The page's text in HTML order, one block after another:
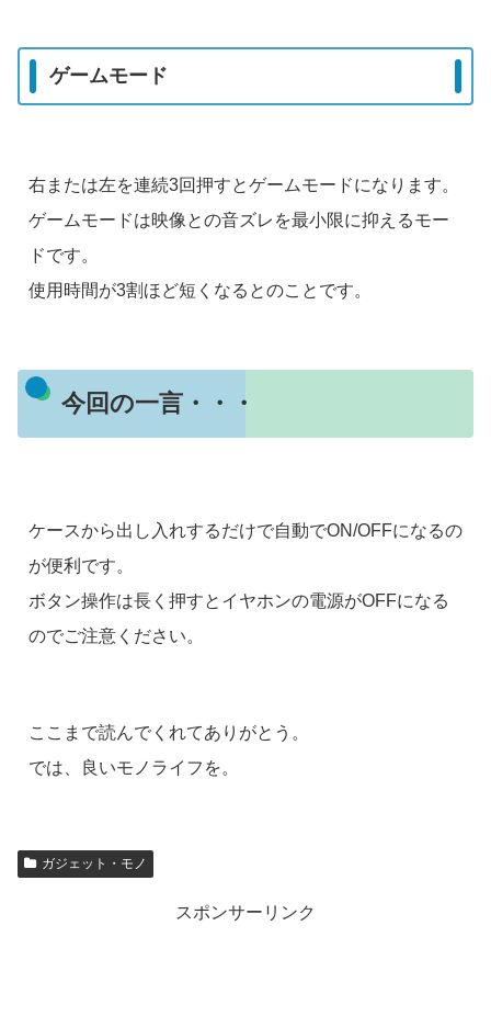
ゲームモード
右または左を連続3回押すとゲームモードになります。
ゲームモードは映像との音ズレを最小限に抑えるモー
ドです。
使用時間が3割ほど短くなるとのことです。
今回の一言・・・
ケースから出し入れするだけで自動でON/OFFになるの
が便利です。
ボタン操作は長く押すとイヤホンの電源がOFFになる
のでご注意ください。
ここまで読んでくれてありがとう。
では、良いモノライフを。
ガジェット・モノ
スポンサーリンク